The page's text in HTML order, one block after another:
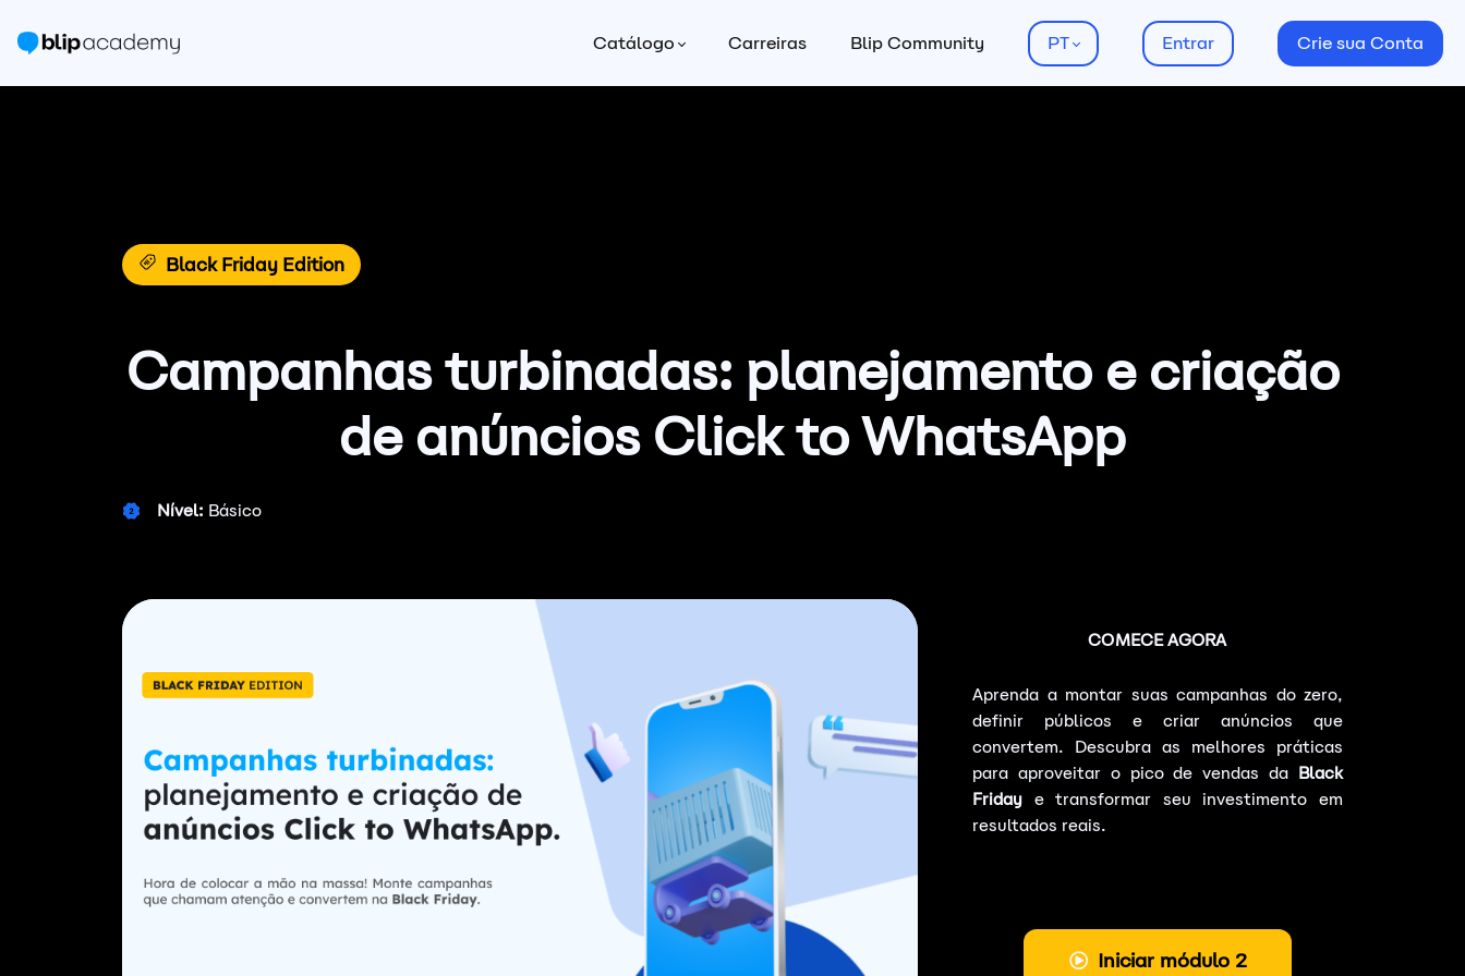
Catálogo Carreiras Blip Community PT Entrar Crie sua Conta
Black Friday Edition
Campanhas turbinadas: planejamento e criação
de anúncios Click to WhatsApp
Nível: Básico
COMECE AGORA
Aprenda a montar suas campanhas do zero,
definir públicos e criar anúncios que
convertem. Descubra as melhores práticas
para aproveitar o pico de vendas da Black
Friday e transformar seu investimento em
resultados reais.
Iniciar módulo 2